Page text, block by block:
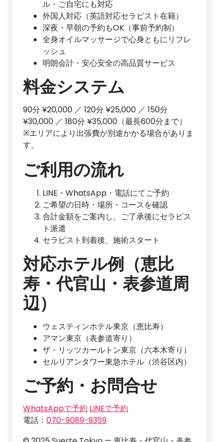
ル・ご自宅にも対応
外国人対応（英語対応セラピスト在籍）
深夜・早朝の予約もOK（事前予約制）
全身オイルマッサージで心身ともにリフレ
ッシュ
明朗会計・安心安全の高品質サービス
料金システム
90分 ¥20,000 ／ 120分 ¥25,000 ／ 150分
¥30,000 ／ 180分 ¥35,000（最長600分まで）
※エリアにより出張費が別途かかる場合がありま
す。
ご利用の流れ
LINE・WhatsApp・電話にてご予約
ご希望の日時・場所・コースを確認
合計金額をご案内し、ご了承後にセラピス
ト派遣
セラピスト到着後、施術スタート
対応ホテル例（恵比
寿・代官山・表参道周
辺）
ウェスティンホテル東京（恵比寿）
アマン東京（表参道寄り）
ザ・リッツカールトン東京（六本木寄り）
セルリアンタワー東急ホテル（渋谷区内）
ご予約・お問合せ
WhatsAppで予約 LINEで予約
電話： 070-9089-9359